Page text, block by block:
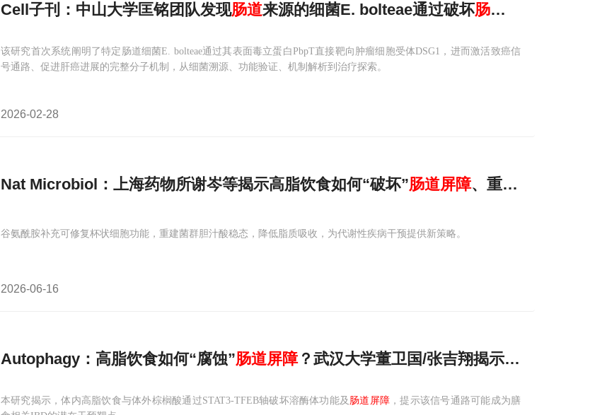
Cell子刊：中山大学匡铭团队发现肠道来源的细菌E. bolteae通过破坏肠道
该研究首次系统阐明了特定肠道细菌E. bolteae通过其表面毒立蛋白PbpT直接靶向肿瘤细胞受体DSG1，进而激活致癌信
号通路、促进肝癌进展的完整分子机制，从细菌溯源、功能验证、机制解析到治疗探索。
2026-02-28
Nat Microbiol：上海药物所谢岑等揭示高脂饮食如何“破坏”肠道屏障、重塑菌群胆汁酸
谷氨酰胺补充可修复杯状细胞功能，重建菌群胆汁酸稳态，降低脂质吸收，为代谢性疾病干预提供新策略。
2026-06-16
Autophagy：高脂饮食如何“腐蚀”肠道屏障？武汉大学董卫国/张吉翔揭示STAT3-TFEB
本研究揭示，体内高脂饮食与体外棕榈酸通过STAT3-TFEB轴破坏溶酶体功能及 肠道屏障 ，提示该信号通路可能成为膳